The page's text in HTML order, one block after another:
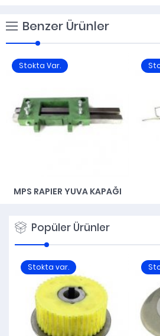
Benzer Ürünler
Stokta Var.
MPS RAPIER YUVA KAPAĞI
Popüler Ürünler
Stokta var.